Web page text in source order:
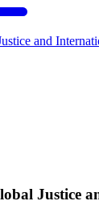
and
Justice